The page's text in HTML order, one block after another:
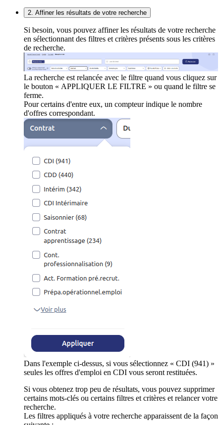
2. Affiner les résultats de votre recherche
Si besoin, vous pouvez affiner les résultats de votre recherche
en sélectionnant des filtres et critères présents sous les critères
de recherche.
La recherche est relancée avec le filtre quand vous cliquez sur
le bouton « APPLIQUER LE FILTRE » ou quand le filtre se
ferme.
Pour certains d'entre eux, un compteur indique le nombre
d'offres correspondant.
Dans l'exemple ci-dessus, si vous sélectionnez « CDI (941) »
seules les offres d'emploi en CDI vous seront restituées.
Si vous obtenez trop peu de résultats, vous pouvez supprimer
certains mots-clés ou certains filtres et critères et relancer votre
recherche.
Les filtres appliqués à votre recherche apparaissent de la façon